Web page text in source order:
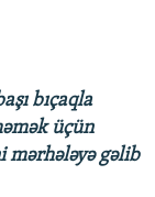
bıçaqla
üçün
mərhələyə gəlib